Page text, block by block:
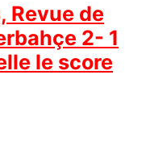
Revue de
2- 1
le score